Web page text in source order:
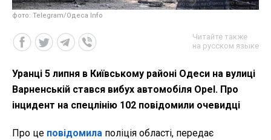
фото: Telegram/Одеса Info
Читайте также
на русском языке
Уранці 5 липня в Київському районі Одеси на вулиці
Варненській стався вибух автомобіля Opel. Про
інцидент на спецлінію 102 повідомили очевидці
Про це повідомила поліція області, передає